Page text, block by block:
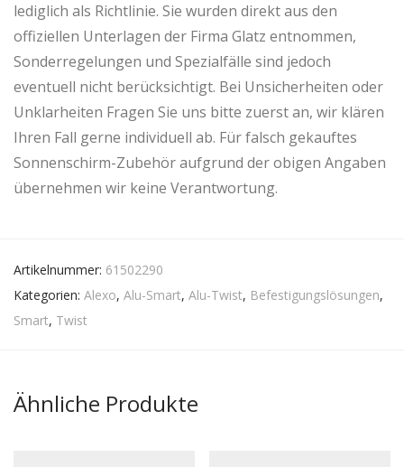
lediglich als Richtlinie. Sie wurden direkt aus den
offiziellen Unterlagen der Firma Glatz entnommen,
Sonderregelungen und Spezialfälle sind jedoch
eventuell nicht berücksichtigt. Bei Unsicherheiten oder
Unklarheiten Fragen Sie uns bitte zuerst an, wir klären
Ihren Fall gerne individuell ab. Für falsch gekauftes
Sonnenschirm-Zubehör aufgrund der obigen Angaben
übernehmen wir keine Verantwortung.
Artikelnummer: 61502290
Kategorien: Alexo, Alu-Smart, Alu-Twist, Befestigungslösungen,
Smart, Twist
Ähnliche Produkte